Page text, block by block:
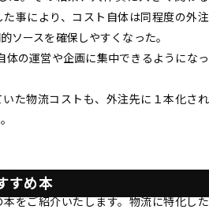
た事により、コスト自体は同程度の外注
ソースを確保しやすくなった。
体の運営や企画に集中できるようになっ
た物流コストも、外注先に１本化され
すめ本
をご紹介いたします。物流に特化した